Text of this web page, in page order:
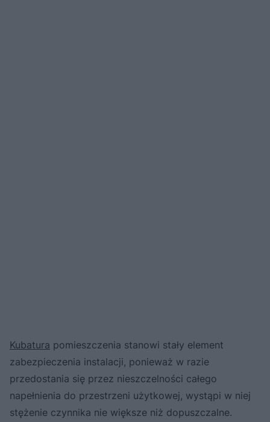
Kubatura pomieszczenia stanowi stały element
zabezpieczenia instalacji, ponieważ w razie
przedostania się przez nieszczelności całego
napełnienia do przestrzeni użytkowej, wystąpi w niej
stężenie czynnika nie większe niż dopuszczalne.